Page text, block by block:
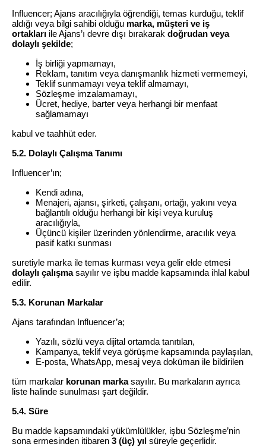
Influencer; Ajans aracılığıyla öğrendiği, temas kurduğu, teklif
aldığı veya bilgi sahibi olduğu marka, müşteri ve iş
ortakları ile Ajans’ı devre dışı bırakarak doğrudan veya
dolaylı şekilde;
İş birliği yapmamayı,
Reklam, tanıtım veya danışmanlık hizmeti vermemeyi,
Teklif sunmamayı veya teklif almamayı,
Sözleşme imzalamamayı,
Ücret, hediye, barter veya herhangi bir menfaat
sağlamamayı
kabul ve taahhüt eder.
5.2. Dolaylı Çalışma Tanımı
Influencer’ın;
Kendi adına,
Menajeri, ajansı, şirketi, çalışanı, ortağı, yakını veya
bağlantılı olduğu herhangi bir kişi veya kuruluş
aracılığıyla,
Üçüncü kişiler üzerinden yönlendirme, aracılık veya
pasif katkı sunması
suretiyle marka ile temas kurması veya gelir elde etmesi
dolaylı çalışmasayılır ve işbu madde kapsamında ihlal kabul
edilir.
5.3. Korunan Markalar
Ajans tarafından Influencer’a;
Yazılı, sözlü veya dijital ortamda tanıtılan,
Kampanya, teklif veya görüşme kapsamında paylaşılan,
E-posta, WhatsApp, mesaj veya doküman ile bildirilen
tüm markalar korunan markasayılır. Bu markaların ayrıca
liste halinde sunulması şart değildir.
5.4. Süre
Bu madde kapsamındaki yükümlülükler, işbu Sözleşme’nin
sona ermesinden itibaren 3 (üç) yıl süreyle geçerlidir.